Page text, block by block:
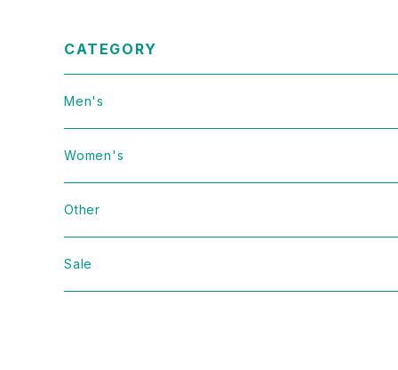
CATEGORY
Men's
Vintage
Domestic
Jacket
Women's
Vintage
Domestic
Other
bag
Sale